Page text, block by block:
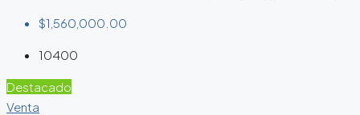
$1,560,000.00
10400
Destacado
Venta